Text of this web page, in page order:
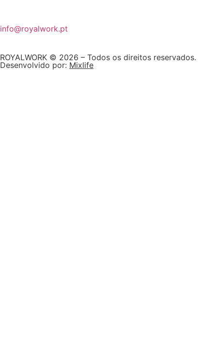
info@royalwork.pt
ROYALWORK © 2026 – Todos os direitos reservados.
Desenvolvido por: Mixlife